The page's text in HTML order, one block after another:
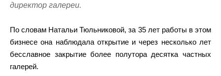
директор галереи.
По словам Натальи Тюльниковой, за 35 лет работы в этом
бизнесе она наблюдала открытие и через несколько лет
бесславное закрытие более полутора десятка частных
галерей.